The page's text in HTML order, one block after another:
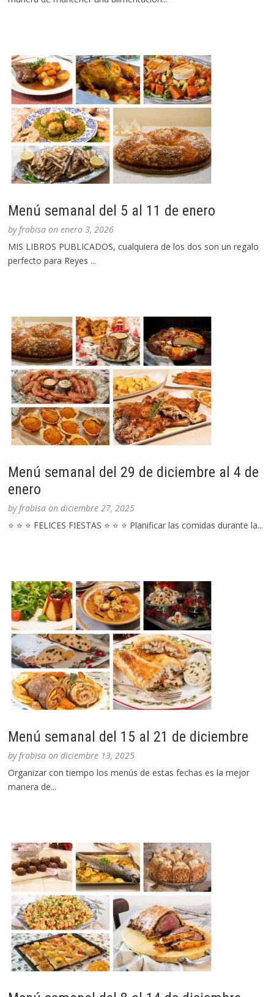
Menú semanal del 5 al 11 de enero
byfrabisa onenero 3, 2026
MIS LIBROS PUBLICADOS, cualquiera de los dos son un regalo
perfecto para Reyes ...
Menú semanal del 29 de diciembre al 4 de
enero
byfrabisa ondiciembre 27, 2025
⭐ ⭐ ⭐ FELICES FIESTAS ⭐ ⭐ ⭐ Planificar las comidas durante la...
Menú semanal del 15 al 21 de diciembre
byfrabisa ondiciembre 13, 2025
Organizar con tiempo los menús de estas fechas es la mejor
manera de...